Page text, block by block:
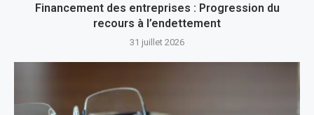
Financement des entreprises : Progression du
recours à l’endettement
31 juillet 2026